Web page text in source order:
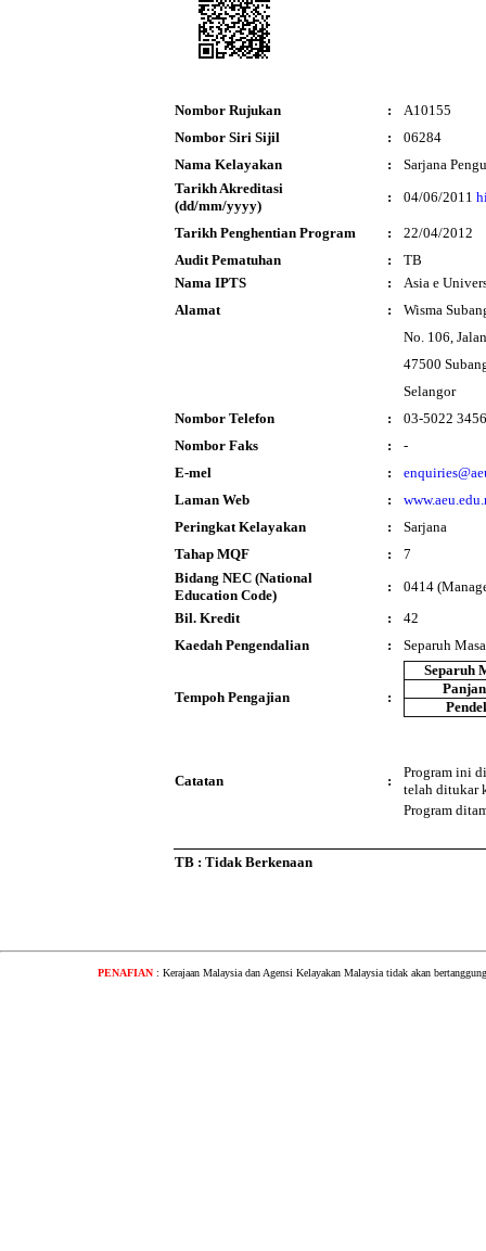
Nombor Rujukan :
A10155
Nombor Siri Sijil
:
06284
Nama Kelayakan
:
Sarjana
Tarikh Akreditasi
(dd/mm/yyyy)
: 04/06/2011
Tarikh Penghentian Program :
22/04/2012
Audit Pematuhan
:
TB
Nama IPTS
:
Asia e
Alamat
:
Wisma
No. 106,
47500
Selangor
Nombor Telefon
:
03-5022 3456
Nombor Faks
:
-
E-mel
:
Laman Web
:
Peringkat Kelayakan
:
Sarjana
Tahap MQF
:
7
Bidang NEC (National
Education Code)
:
0414
Bil. Kredit
:
42
Kaedah Pengendalian
: Separuh Masa
Tempoh Pengajian :
Separuh
Catatan :
Program ini
telah ditukar
Program
TB : Tidak Berkenaan
PENAFIAN : Kerajaan Malaysia dan Agensi Kelayakan Malaysia tidak akan